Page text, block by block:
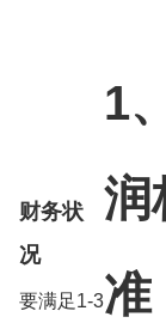
财务状
况
要满足1-3
1
润
准